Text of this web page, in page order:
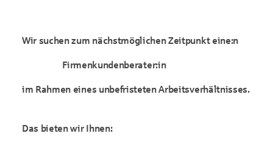
Wir suchen zum nächstmöglichen Zeitpunkt eine:n
Firmenkundenberater:in
im Rahmen eines unbefristeten Arbeitsverhältnisses.
Das bieten wir Ihnen: